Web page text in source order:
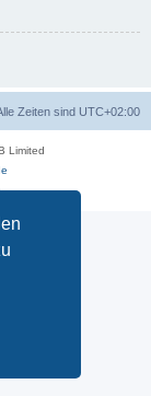
Zeiten sind UTC+02:00
Limited